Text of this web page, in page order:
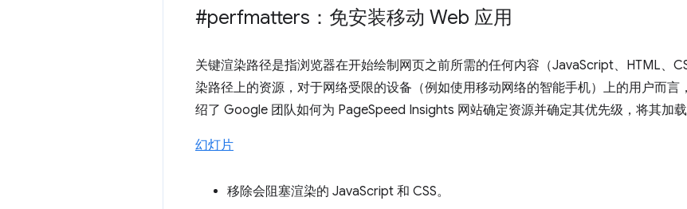
#perfmatters：免安装移动 Web 应用
关键渲染路径是指浏览器在开始绘制网页之前所需的任何内容（JavaScript、HTML、
染路径上的资源，对于网络受限的设备（例如使用移动网络的智能手机）上的用户而言
绍了 Google 团队如何为 PageSpeed Insights 网站确定资源并确定其优先级，将其加
幻灯片
移除会阻塞渲染的 JavaScript 和 CSS。